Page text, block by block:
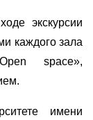
экскурсии
каждого зала
space»,
имени